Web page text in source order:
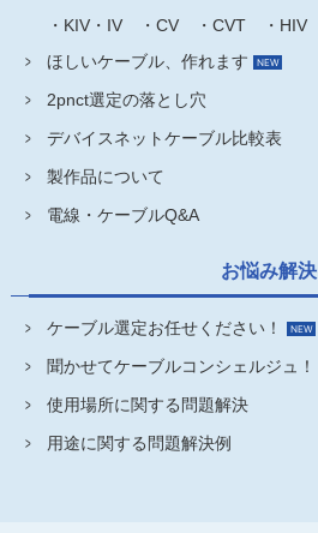
・KIV・IV
・CV ・CVT ・HIV
ほしいケーブル、作れます
2pnct選定の落とし穴
デバイスネットケーブル比較表
製作品について
電線・ケーブルQ&A
お悩み解決
ケーブル選定お任せください！
聞かせてケーブルコンシェルジュ！
使用場所に関する問題解決
用途に関する問題解決例